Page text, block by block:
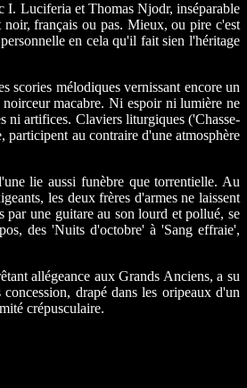
I. Luciferia et Thomas Njodr, inséparable
français ou pas. Mieux, ou pire c'est
en cela qu'il fait sien l'héritage
scories mélodiques vernissant encore un
macabre. Ni espoir ni lumière ne
ni artifices. Claviers liturgiques ('Chasse-
au contraire d'une atmosphère
lie aussi funèbre que torrentielle. Au
les deux frères d'armes ne laissent
par une guitare au son lourd et pollué, se
des 'Nuits d'octobre' à 'Sang effraie',
allégeance aux Grands Anciens, a su
drapé dans les oripeaux d'un
crépusculaire.